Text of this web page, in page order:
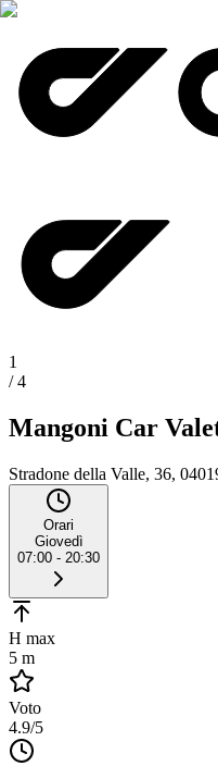
1
/4
Mangoni Car
Stradone della Valle, 36,
Orari
Giovedì
07:00 - 20:30
H max
5 m
Voto
4.9/5